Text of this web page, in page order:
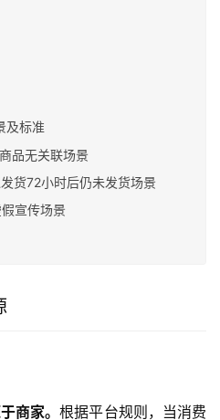
及标准
品无关联场景
货72小时后仍未发货场景
宣传场景
商家。根据平台规则，当消费